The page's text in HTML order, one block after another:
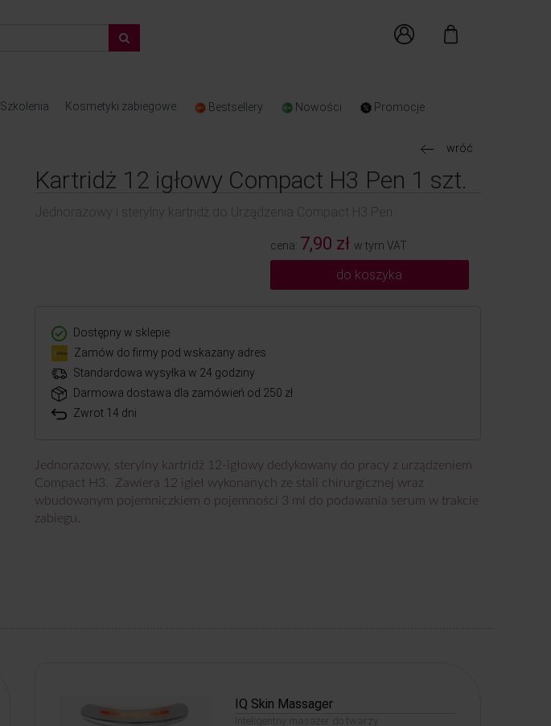
Szkolenia Kosmetyki zabiegowe Bestsellery Nowości Promocje
wróć
Kartridż 12 igłowy Compact H3 Pen 1 szt.
Jednorazowy i sterylny kartridż do Urządzenia Compact H3 Pen.
cena: 7,90 zł w tym VAT
do koszyka
Dostępny w sklepie
Zamów do firmy pod wskazany adres
Standardowa wysyłka w 24 godziny
Darmowa dostawa dla zamówień od 250 zł
Zwrot 14 dni
Jednorazowy, sterylny kartridż 12-igłowy dedykowany do pracy z urządzeniem
Compact H3. Zawiera 12 igieł wykonanych ze stali chirurgicznej wraz
wbudowanym pojemniczkiem o pojemności 3 ml do podawania serum w trakcie
zabiegu.
IQ Skin Massager
Inteligentny masażer do twarzy.